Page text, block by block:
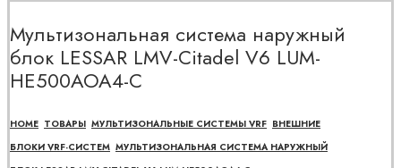
Мультизональная система наружный
блок LESSAR LMV-Citadel V6 LUM-
HE500AOA4-C
HOME ТОВАРЫ МУЛЬТИЗОНАЛЬНЫЕ СИСТЕМЫ VRF ВНЕШНИЕ
БЛОКИ VRF-СИСТЕМ МУЛЬТИЗОНАЛЬНАЯ СИСТЕМА НАРУЖНЫЙ